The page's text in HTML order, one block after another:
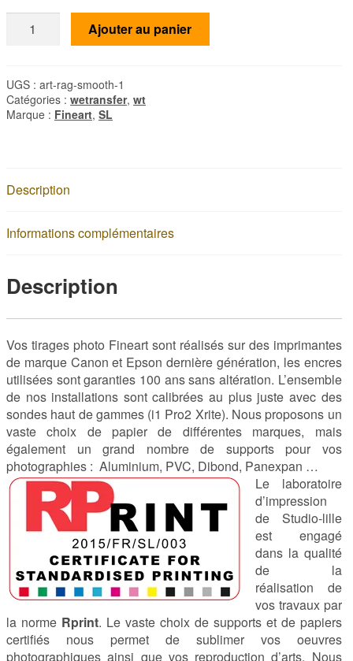
RAG
Smooth
Naturel
Mat
Ajouter au panier
UGS : art-rag-smooth-1
Catégories : wetransfer, wt
Marque : Fineart, SL
Description
Informations complémentaires
Description
Vos tirages photo Fineart sont réalisés sur des imprimantes
de marque Canon et Epson dernière génération, les encres
utilisées sont garanties 100 ans sans altération. L’ensemble
de nos installations sont calibrées au plus juste avec des
sondes haut de gammes (i1 Pro2 Xrite). Nous proposons un
vaste choix de papier de différentes marques, mais
également un grand nombre de supports pour vos
photographies : Aluminium, PVC, Dibond, Panexpan …
Le laboratoire
d’impression
de Studio-lille
est engagé
dans la qualité
de la
réalisation de
vos travaux par
la norme Rprint. Le vaste choix de supports et de papiers
certifiés nous permet de sublimer vos oeuvres
photographiques ainsi que vos reproduction d’arts. Nous